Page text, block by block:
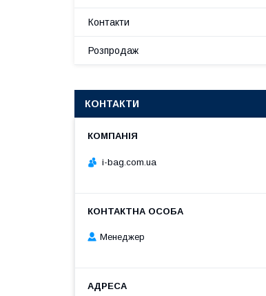
Контакти
Розпродаж
КОНТАКТИ
i-bag.com.ua
Менеджер